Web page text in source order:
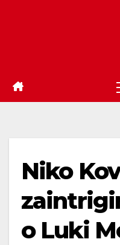
Niko
o Luki